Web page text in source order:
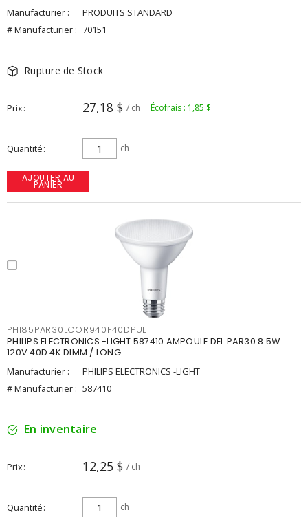
Manufacturier :
PRODUITS STANDARD
# Manufacturier : 70151
Rupture de Stock
Prix 27,18 $ / ch Écofrais : 1,85 $
Quantité ch
AJOUTER AU
PANIER
PHI85PAR30LCOR940F40DPUL
PHILIPS ELECTRONICS -LIGHT 587410 AMPOULE DEL PAR30 8.5W
120V 40D 4K DIMM / LONG
Manufacturier :
PHILIPS ELECTRONICS -LIGHT
# Manufacturier : 587410
En inventaire
Prix 12,25 $ / ch
Quantité ch